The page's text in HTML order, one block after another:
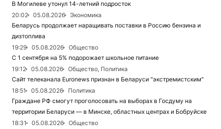
В Могилеве утонул 14-летний подросток
20:02
05.08.2026
Экономика
Беларусь продолжает наращивать поставки в Россию бензина и
дизтоплива
19:29
05.08.2026
Общество
С 1 сентября на 5% подорожает школьное питание
19:12
05.08.2026
Общество, Политика
Сайт телеканала Euronews признан в Беларуси "экстремистским"
18:51
05.08.2026
Политика
Граждане РФ смогут проголосовать на выборах в Госдуму на
территории Беларуси — в Минске, областных центрах и Бобруйске
18:31
05.08.2026
Общество